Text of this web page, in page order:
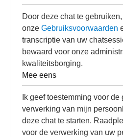
Door deze chat te
onze Gebruiksvoorwaarden
transcriptie van uw
bewaard voor onze
kwaliteitsborging.
Mee eens
Ik geef toestemming voor
verwerking van mijn
deze chat te starten.
voor de verwerking van uw